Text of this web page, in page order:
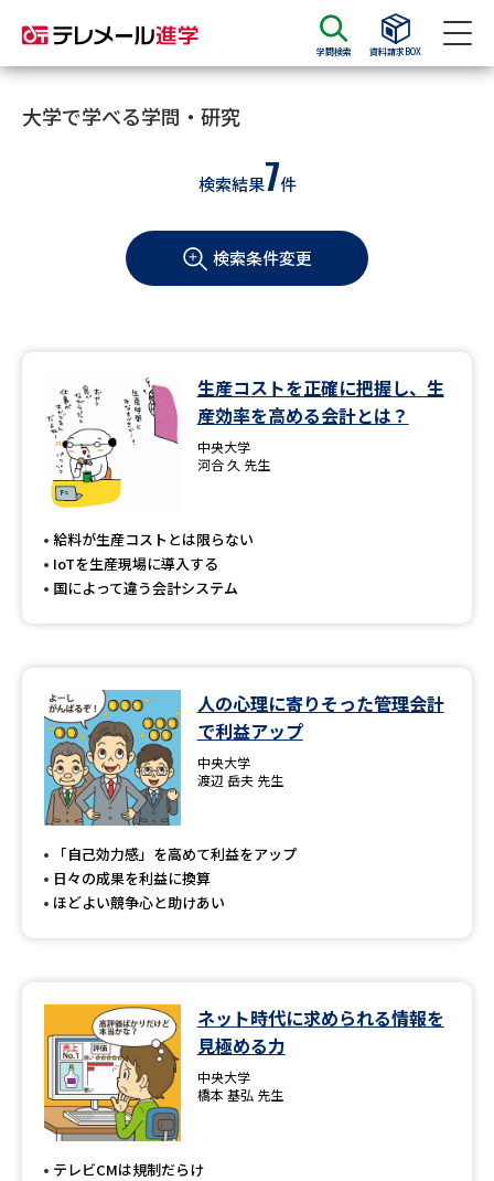
学問検索 資料請求BOX
資料請求
大学・短大の資料種類から請求
学部・学科パンフ
過去問題集
大学・短大以外の資料から請求
専門学校の資料請求
留学・進学関連、塾・予備校
高等学校（情報）教員資格認定
大学研究
大学で学べる内容や特徴を調べる
データサイエンス特集 奨学金・特待生制度特集
デジタルパンフレット 進路の３択
新学年スタート号特集ページ
（高3生用）
大学で学べる学問・研究
検索結果7件
検索条件変更
生産コストを正確に把握し、生
産効率を高める会計とは？
中央大学
河合 久 先生
給料が生産コストとは限らない
IoTを生産現場に導入する
国によって違う会計システム
人の心理に寄りそった管理会計
で利益アップ
中央大学
渡辺 岳夫 先生
「自己効力感」を高めて利益をアップ
日々の成果を利益に換算
ほどよい競争心と助けあい
ネット時代に求められる情報を
見極める力
中央大学
橋本 基弘 先生
テレビCMは規制だらけ